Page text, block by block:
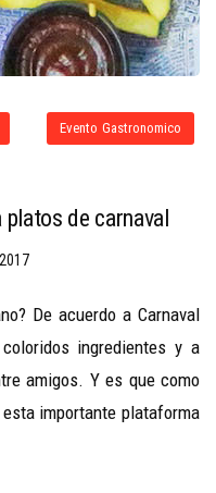
Evento Gastronomico
de carnaval
De acuerdo a Carnaval
ingredientes y a
amigos. Y es que como
importante plataforma